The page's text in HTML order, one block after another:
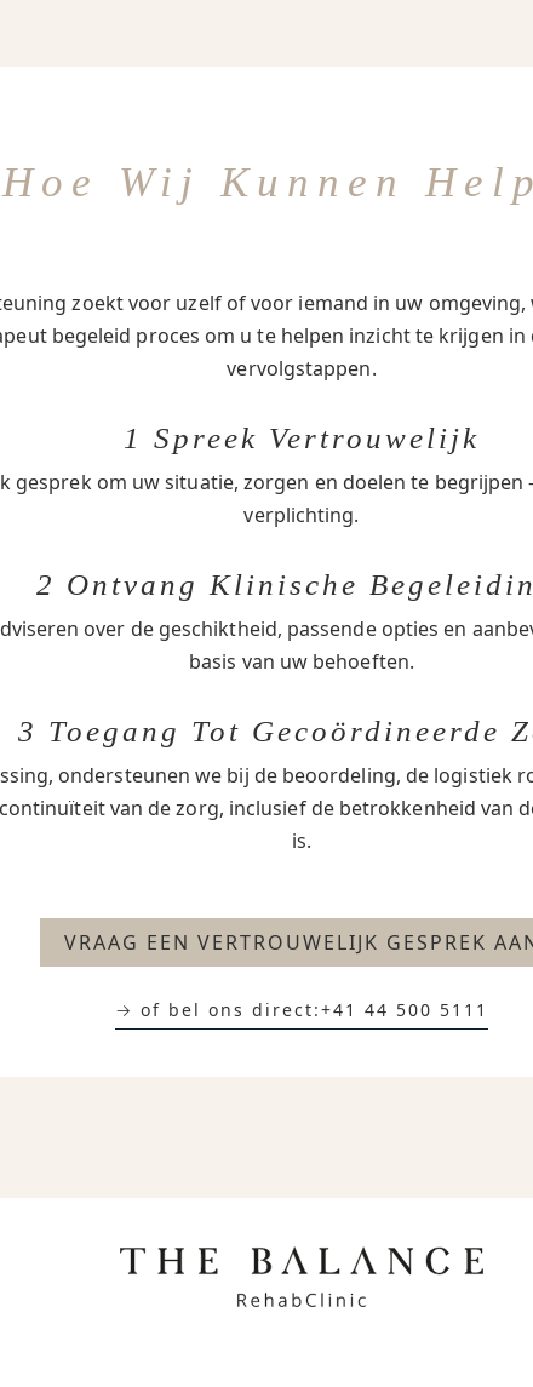
Hoe Wij Kunnen
zoekt voor uzelf of voor iemand in uw omgeving,
begeleid proces om u te helpen inzicht te krijgen in
vervolgstappen.
1 Spreek Vertrouwelijk
gesprek om uw situatie, zorgen en doelen te
verplichting.
2 Ontvang Klinische
over de geschiktheid, passende opties en
basis van uw behoeften.
3 Toegang Tot Gecoördineerde
ondersteunen we bij de beoordeling, de logistiek
van de zorg, inclusief de betrokkenheid van
is.
VRAAG EEN VERTROUWELIJK GESPREK
→ of bel ons direct:+41 44 500 5111